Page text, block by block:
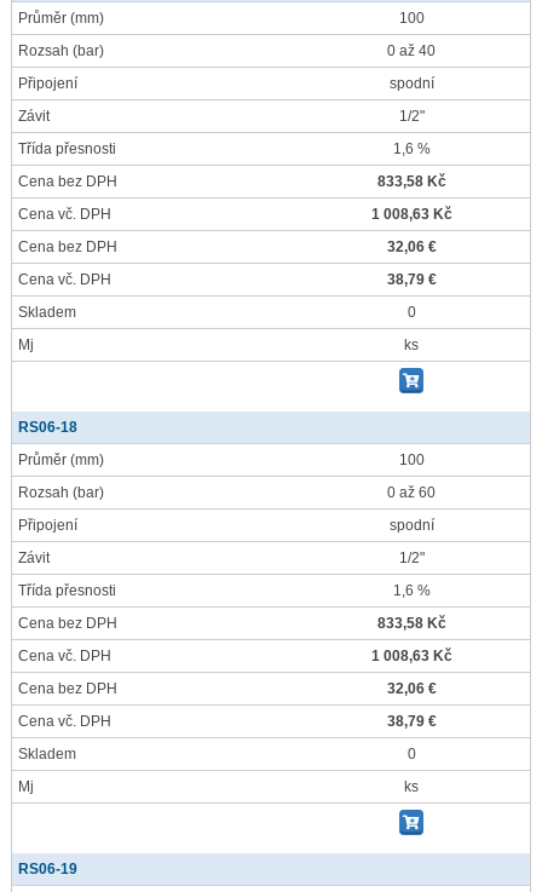
Průměr (mm)
100
Rozsah (bar)
0 až 40
Připojení
spodní
Závit
1/2"
Třída přesnosti
1,6 %
Cena bez DPH
833,58 Kč
Cena vč. DPH
1 008,63 Kč
Cena bez DPH
32,06 €
Cena vč. DPH
38,79 €
Skladem
0
Mj
ks
RS06-18
Průměr (mm)
100
Rozsah (bar)
0 až 60
Připojení
spodní
Závit
1/2"
Třída přesnosti
1,6 %
Cena bez DPH
833,58 Kč
Cena vč. DPH
1 008,63 Kč
Cena bez DPH
32,06 €
Cena vč. DPH
38,79 €
Skladem
0
Mj
ks
RS06-19